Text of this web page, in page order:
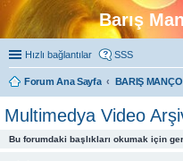
Barış
Hızlı bağlantılar SSS
Forum Ana Sayfa
Multimedya Video
Bu forumdaki başlıkları okumak için